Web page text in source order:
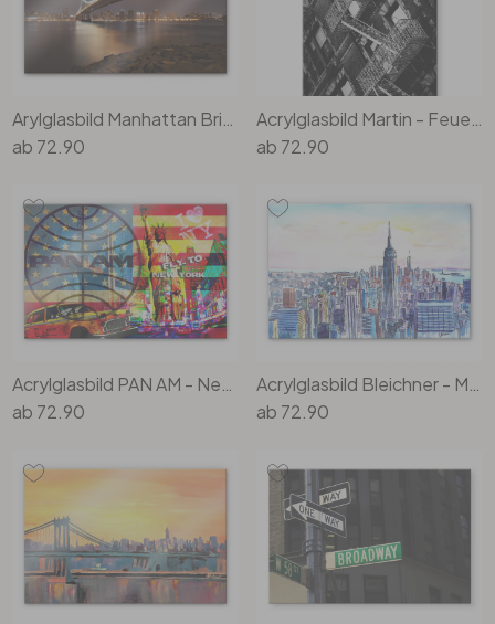
ab 72.90
ab 72.90
ab 72.90
ab 72.90